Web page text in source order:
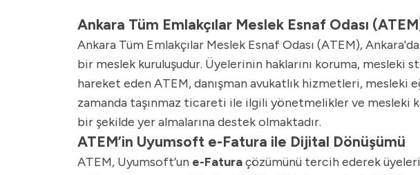
Ankara Tüm Emlakçılar Meslek Esnaf Odası
Ankara Tüm Emlakçılar Meslek Esnaf Odası (ATEM),
bir meslek kuruluşudur. Üyelerinin haklarını koruma, mesleki
hareket eden ATEM, danışman avukatlık hizmetleri,
zamanda taşınmaz ticareti ile ilgili yönetmelikler ve
bir şekilde yer almalarına destek olmaktadır.
ATEM’in Uyumsoft e-Fatura ile Dijital Dönüşümü
ATEM, Uyumsoft’un e-Faturaçözümünü tercih ederek